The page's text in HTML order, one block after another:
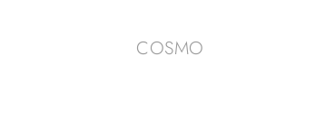
COSMO